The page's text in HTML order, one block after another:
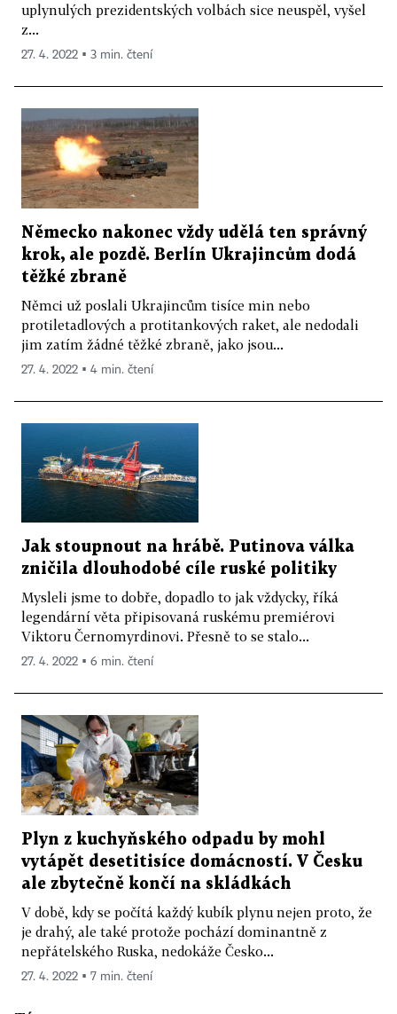
uplynulých prezidentských volbách sice neuspěl, vyšel
z...
27. 4. 2022 ▪ 3 min. čtení
Německo nakonec vždy udělá ten správný
krok, ale pozdě. Berlín Ukrajincům dodá
těžké zbraně
Němci už poslali Ukrajincům tisíce min nebo
protiletadlových a protitankových raket, ale nedodali
jim zatím žádné těžké zbraně, jako jsou...
27. 4. 2022 ▪ 4 min. čtení
Jak stoupnout na hrábě. Putinova válka
zničila dlouhodobé cíle ruské politiky
Mysleli jsme to dobře, dopadlo to jak vždycky, říká
legendární věta připisovaná ruskému premiérovi
Viktoru Černomyrdinovi. Přesně to se stalo...
27. 4. 2022 ▪ 6 min. čtení
Plyn z kuchyňského odpadu by mohl
vytápět desetitisíce domácností. V Česku
ale zbytečně končí na skládkách
V době, kdy se počítá každý kubík plynu nejen proto, že
je drahý, ale také protože pochází dominantně z
nepřátelského Ruska, nedokáže Česko...
27. 4. 2022 ▪ 7 min. čtení